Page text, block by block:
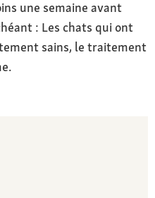
une semaine avant
: Les chats qui ont
sains, le traitement